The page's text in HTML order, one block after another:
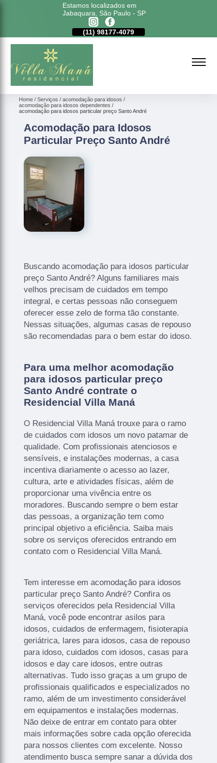
Estamos localizados em
Jabaquara, São Paulo - SP
(11)98177-4079
Home Serviços
acomodação para idosos
acomodação para idosos dependentes
acomodação para idosos particular preço Santo André
Acomodação para Idosos
Particular Preço Santo André
Buscando acomodação para idosos particular
preço Santo André? Alguns familiares mais
velhos precisam de cuidados em tempo
integral, e certas pessoas não conseguem
oferecer esse zelo de forma tão constante.
Nessas situações, algumas casas de repouso
são recomendadas para o bem estar do idoso.
Para uma melhor acomodação
para idosos particular preço
Santo André contrate o
Residencial Villa Maná
O Residencial Villa Maná trouxe para o ramo
de cuidados com idosos um novo patamar de
qualidade. Com profissionais atenciosos e
sensíveis, e instalações modernas, a casa
incentiva diariamente o acesso ao lazer,
cultura, arte e atividades físicas, além de
proporcionar uma vivência entre os
moradores. Buscando sempre o bem estar
das pessoas, a organização tem como
principal objetivo a eficiência. Saiba mais
sobre os serviços oferecidos entrando em
contato com o Residencial Villa Maná.
Tem interesse em acomodação para idosos
particular preço Santo André? Confira os
serviços oferecidos pela Residencial Villa
Maná, você pode encontrar asilos para
idosos, cuidados de enfermagem, fisioterapia
geriátrica, lares para idosos, casa de repouso
para idoso, cuidados com idosos, casas para
idosos e day care idosos, entre outras
alternativas. Tudo isso graças a um grupo de
profissionais qualificados e especializados no
ramo, além de um investimento considerável
em equipamentos e instalações modernas.
Não deixe de entrar em contato para obter
mais informações sobre cada opção oferecida
para nossos clientes com excelente. Nosso
atendimento busca sempre sanar a dúvida dos